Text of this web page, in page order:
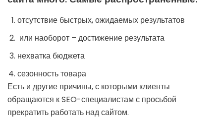
отсутствие быстрых, ожидаемых результатов
или наоборот – достижение результата
нехватка бюджета
сезонность товара
Есть и другие причины, с которыми клиенты
обращаются к SEO-специалистам с просьбой
прекратить работать над сайтом.